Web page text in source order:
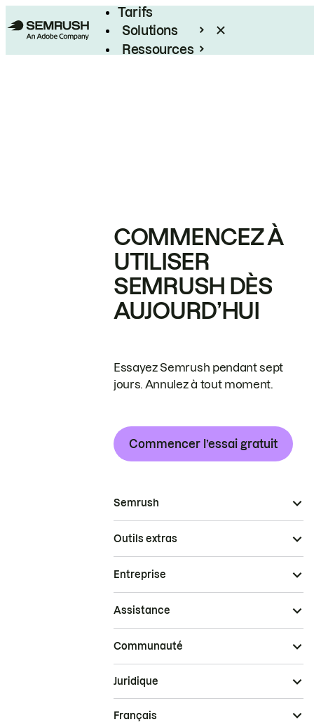
Tarifs
Solutions
Ressources
COMMENCEZ À
UTILISER
SEMRUSH DÈS
AUJOURD’HUI
Essayez Semrush pendant sept
jours. Annulez à tout moment.
Commencer l’essai gratuit
Semrush
Outils extras
Entreprise
Assistance
Communauté
Juridique
Français